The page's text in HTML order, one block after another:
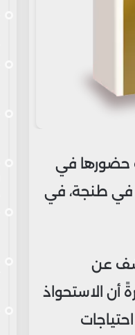
حضورها في
في طنجة، في
عن
إلى الشركة المغربية عام 2020، معتبرةً أن الاستحواذ